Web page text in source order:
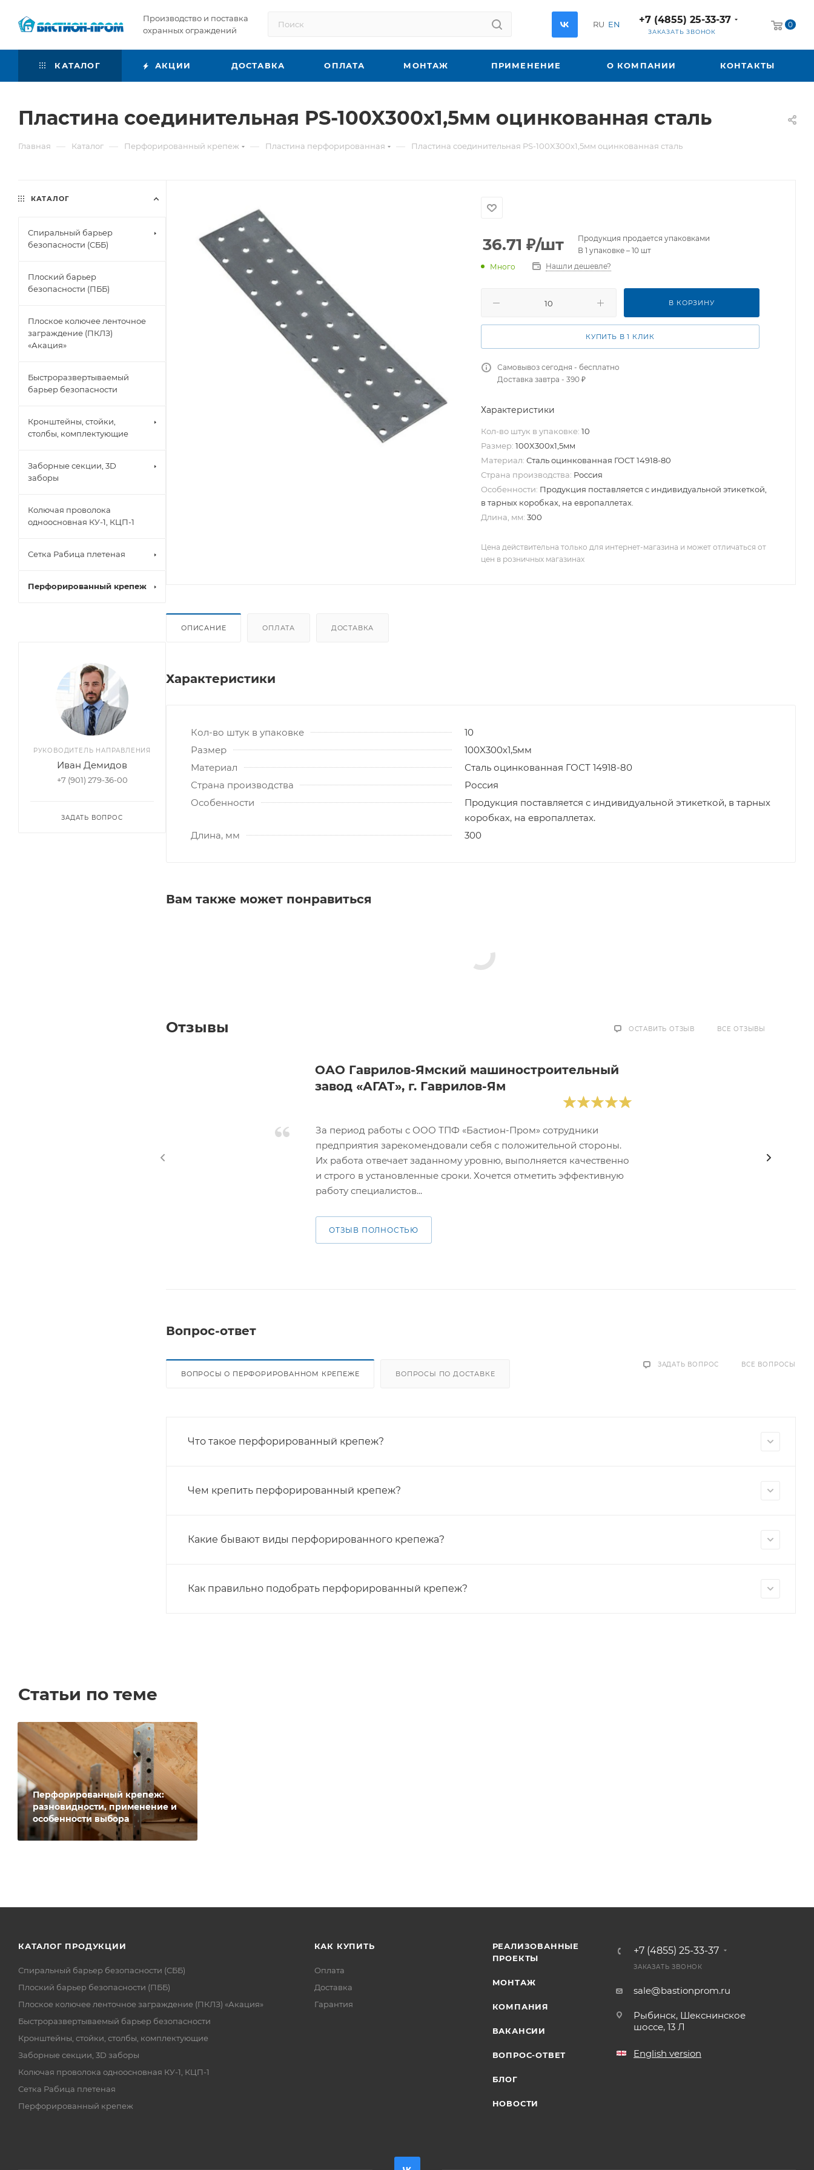
Производство и поставка
охранных ограждений
RU EN +7 (4855) 25-33-37
ЗАКАЗАТЬ ЗВОНОК
0
КАТАЛОГ АКЦИИ ДОСТАВКА ОПЛАТА МОНТАЖ ПРИМЕНЕНИЕ О КОМПАНИИ КОНТАКТЫ
Пластина соединительная PS-100X300х1,5мм оцинкованная сталь
Главная — Каталог — Перфорированный крепеж — Пластина перфорированная — Пластина соединительная PS-100X300х1,5мм оцинкованная сталь
36.71 ₽/шт
Продукция продается упаковками
В 1 упаковке – 10 шт
Много
Нашли дешевле?
В КОРЗИНУ
КУПИТЬ В 1 КЛИК
Самовывоз сегодня - бесплатно
Доставка завтра - 390 ₽
Характеристики
Кол-во штук в упаковке: 10
Размер: 100X300х1,5мм
Материал: Сталь оцинкованная ГОСТ 14918-80
Страна производства: Россия
Особенности: Продукция поставляется с индивидуальной этикеткой,
в тарных коробках, на европаллетах.
Длина, мм: 300
Цена действительна только для интернет-магазина и может отличаться от
цен в розничных магазинах
ОПИСАНИЕ ОПЛАТА ДОСТАВКА
Характеристики
Кол-во штук в упаковке
10
Размер
100X300х1,5мм
Материал
Сталь оцинкованная ГОСТ 14918-80
Страна производства
Россия
Особенности
Продукция поставляется с индивидуальной этикеткой, в тарных
коробках, на европаллетах.
Длина, мм
300
Вам также может понравиться
Отзывы ВСЕ ОТЗЫВЫ
ОСТАВИТЬ ОТЗЫВ
ОАО Гаврилов-Ямский машиностроительный
завод «АГАТ», г. Гаврилов-Ям
За период работы с ООО ТПФ «Бастион-Пром» сотрудники
предприятия зарекомендовали себя с положительной стороны.
Их работа отвечает заданному уровню, выполняется качественно
и строго в установленные сроки. Хочется отметить эффективную
работу специалистов...
ОТЗЫВ ПОЛНОСТЬЮ
Вопрос-ответ
ВСЕ ВОПРОСЫ
ЗАДАТЬ ВОПРОС
ВОПРОСЫ О ПЕРФОРИРОВАННОМ КРЕПЕЖЕ ВОПРОСЫ ПО ДОСТАВКЕ
Что такое перфорированный крепеж?
Чем крепить перфорированный крепеж?
Какие бывают виды перфорированного крепежа?
Как правильно подобрать перфорированный крепеж?
КАТАЛОГ
Спиральный барьер
безопасности (СББ)
Плоский барьер
безопасности (ПББ)
Плоское колючее ленточное
заграждение (ПКЛЗ)
«Акация»
Быстроразвертываемый
барьер безопасности
Кронштейны, стойки,
столбы, комплектующие
Заборные секции, 3D
заборы
Колючая проволока
одноосновная КУ-1, КЦП-1
Сетка Рабица плетеная
Перфорированный крепеж
РУКОВОДИТЕЛЬ НАПРАВЛЕНИЯ
Иван Демидов
+7 (901) 279-36-00
ЗАДАТЬ ВОПРОС
Статьи по теме
Перфорированный крепеж:
разновидности, применение и
особенности выбора
КАТАЛОГ ПРОДУКЦИИ
Спиральный барьер безопасности (СББ)
Плоский барьер безопасности (ПББ)
Плоское колючее ленточное заграждение (ПКЛЗ) «Акация»
Быстроразвертываемый барьер безопасности
Кронштейны, стойки, столбы, комплектующие
Заборные секции, 3D заборы
Колючая проволока одноосновная КУ-1, КЦП-1
Сетка Рабица плетеная
Перфорированный крепеж
КАК КУПИТЬ
Оплата
Доставка
Гарантия
РЕАЛИЗОВАННЫЕ
ПРОЕКТЫ
МОНТАЖ
КОМПАНИЯ
ВАКАНСИИ
ВОПРОС-ОТВЕТ
БЛОГ
НОВОСТИ
+7 (4855) 25-33-37
ЗАКАЗАТЬ ЗВОНОК
sale@bastionprom.ru
Рыбинск, Шекснинское
шоссе, 13 Л
English version